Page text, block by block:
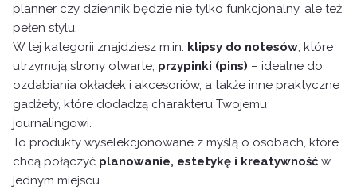
planner czy dziennik będzie nie tylko funkcjonalny, ale też
pełen stylu.
W tej kategorii znajdziesz m.in. klipsy do notesów , które
utrzymują strony otwarte, przypinki (pins) – idealne do
ozdabiania okładek i akcesoriów, a także inne praktyczne
gadżety, które dodadzą charakteru Twojemu
journalingowi.
To produkty wyselekcjonowane z myślą o osobach, które
chcą połączyć planowanie, estetykę i kreatywność w
jednym miejscu.